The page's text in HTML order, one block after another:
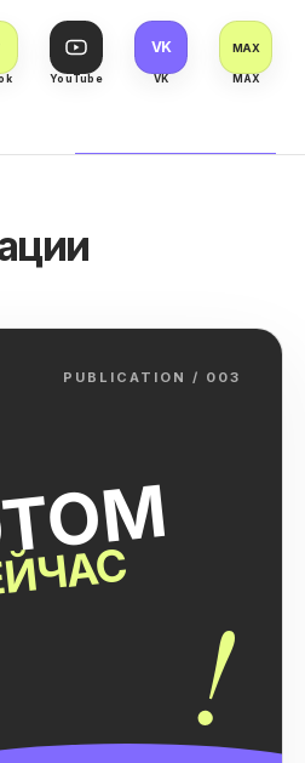
YouTube
VK
VK
MAX
MAX
PUBLICATION / 003
!